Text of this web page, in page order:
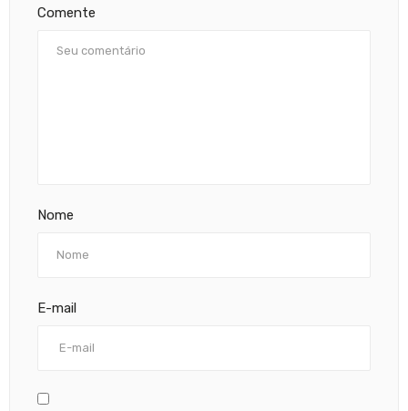
Comente
Nome
E-mail